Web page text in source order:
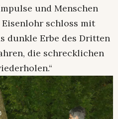
und Menschen
schloss mit
dunkle Erbe des Dritten
die schrecklichen